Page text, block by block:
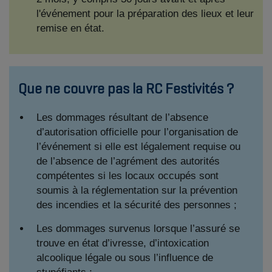
l'événement pour la préparation des lieux et leur
remise en état.
Que ne couvre pas la RC Festivités ?
Les dommages résultant de l’absence
d’autorisation officielle pour l’organisation de
l’événement si elle est légalement requise ou
de l’absence de l’agrément des autorités
compétentes si les locaux occupés sont
soumis à la réglementation sur la prévention
des incendies et la sécurité des personnes ;
Les dommages survenus lorsque l’assuré se
trouve en état d’ivresse, d’intoxication
alcoolique légale ou sous l’influence de